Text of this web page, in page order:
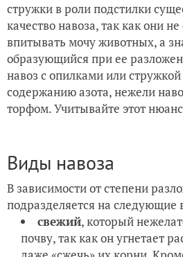
стружки в роли подстилки
качество навоза, так как они
впитывать мочу животных, а
образующийся при ее
навоз с опилками или
содержанию азота, нежели
торфом. Учитывайте этот
Виды навоза
В зависимости от степени
подразделяется на следующие
свежий, который
почву, так как он угнетает